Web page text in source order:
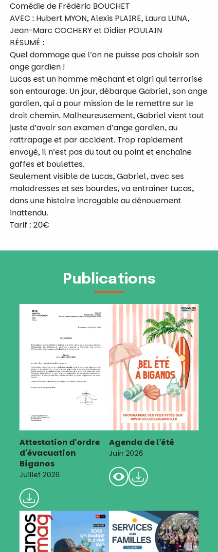
Comédie de Frédéric BOUCHET
AVEC : Hubert MYON, Alexis PLAIRE, Laura LUNA,
Jean-Marc COCHERY et Didier POULAIN
RÉSUMÉ :
Quel dommage que l’on ne puisse pas choisir son
ange gardien !
Lucas est un homme méchant et aigri qui terrorise
son entourage. Un jour, débarque Gabriel, son ange
gardien, qui a pour mission de le remettre sur le
droit chemin. Malheureusement, Gabriel vient tout
juste d’avoir son examen d’ange gardien, au
rattrapage et par accident. Trop rapidement
envoyé, il n’est pas du tout au point et enchaîne
gaffes et boulettes.
Seulement visible de Lucas, Gabriel, avec ses
maladresses et ses bourdes, va entraîner Lucas,
dans une histoire incroyable au dénouement
inattendu.
Tarif : 20€
Publications
Attestation d'ordre
d'évacuation
Biganos
Juillet 2026
Agenda de l'été
Juin 2026